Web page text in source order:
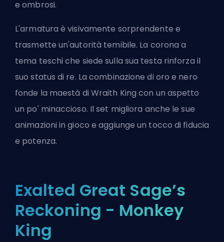
e ombrosi.
L'armatura è visivamente sorprendente e
trasmette un'autorità temibile. La corona a
tema teschi che siede sulla sua testa rinforza il
suo status di re. La combinazione di oro e nero
fonde la maestà di Wraith King con un aspetto
un po' minaccioso. Il set migliora anche le sue
animazioni in gioco e aggiunge un tocco di fiducia
e potenza.
Exalted Great Sage’s
Reckoning - Monkey
King